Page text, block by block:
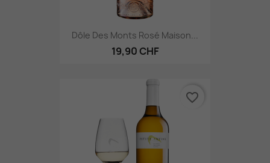
Dôle Des Monts Rosé Maison...
19,90 CHF
favorite_border